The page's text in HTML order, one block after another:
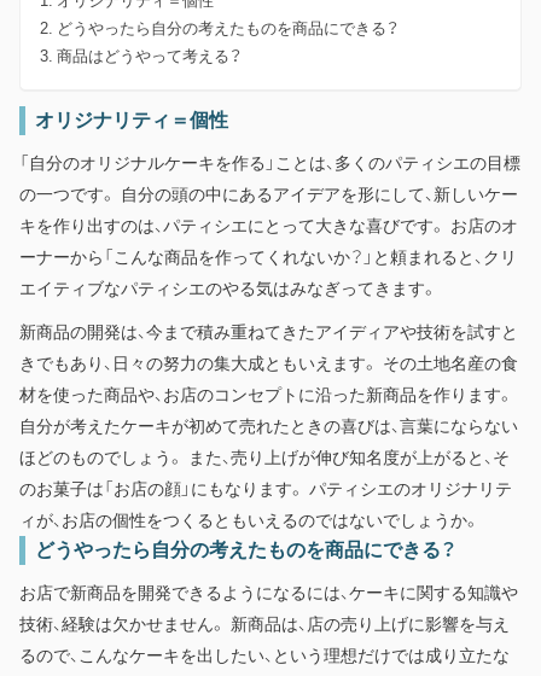
どうやったら自分の考えたものを商品にできる？
商品はどうやって考える？
オリジナリティ＝個性
「自分のオリジナルケーキを作る」ことは、多くのパティシエの目標
の一つです。 自分の頭の中にあるアイデアを形にして、新しいケー
キを作り出すのは、パティシエにとって大きな喜びです。 お店のオ
ーナーから「こんな商品を作ってくれないか？」と頼まれると、クリ
エイティブなパティシエのやる気はみなぎってきます。
新商品の開発は、今まで積み重ねてきたアイディアや技術を試すと
きでもあり、日々の努力の集大成ともいえます。 その土地名産の食
材を使った商品や、お店のコンセプトに沿った新商品を作ります。
自分が考えたケーキが初めて売れたときの喜びは、言葉にならない
ほどのものでしょう。 また、売り上げが伸び知名度が上がると、そ
のお菓子は「お店の顔」にもなります。 パティシエのオリジナリテ
ィが、お店の個性をつくるともいえるのではないでしょうか。
どうやったら自分の考えたものを商品にできる？
お店で新商品を開発できるようになるには、ケーキに関する知識や
技術、経験は欠かせません。 新商品は、店の売り上げに影響を与え
るので、こんなケーキを出したい、という理想だけでは成り立たな